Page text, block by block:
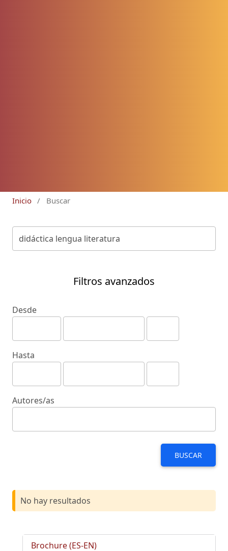
Inicio / Buscar
Filtros avanzados
Desde
Hasta
Autores/as
BUSCAR
No hay resultados
Brochure (ES-EN)